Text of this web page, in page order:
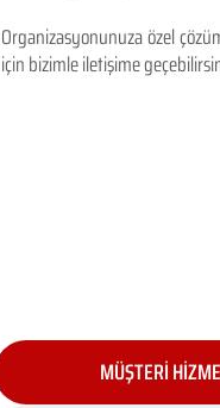
Organizasyonunuza özel
için bizimle iletişime
MÜŞTERİ